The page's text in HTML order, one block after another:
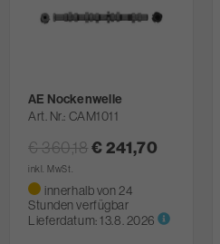
AE Nockenwelle
Art. Nr. CAM1011
€ 360,18€ 241,70
inkl. MwSt.
innerhalb von 24
Stunden verfügbar
Lieferdatum:13.8. 2026